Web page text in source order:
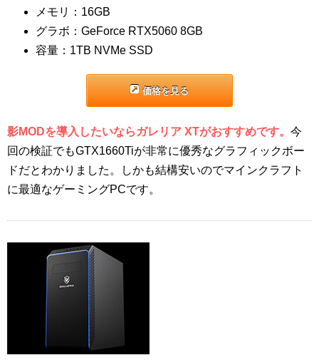
メモリ：16GB
グラボ：GeForce RTX5060 8GB
容量：1TB NVMe SSD
価格を見る
影MODを導入したいならガレリア XTがおすすめです。 今
回の検証でもGTX1660Tiが非常に優秀なグラフィックボー
ドだとわかりました。しかも結構安いのでマインクラフト
に最適なゲーミングPCです。